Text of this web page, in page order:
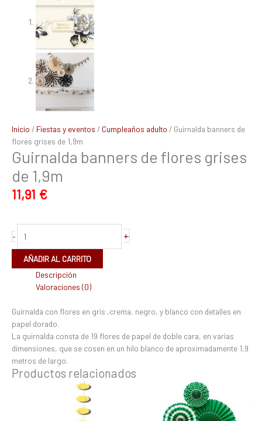
Inicio / Fiestas y eventos / Cumpleaños adulto / Guirnalda banners de
flores grises de 1,9m
Guirnalda banners de flores grises
de 1,9m
11,91 €
- +
AÑADIR AL CARRITO
Descripción
Valoraciones (0)
Guirnalda con flores en gris ,crema, negro, y blanco con detalles en
papel dorado.
La guirnalda consta de 19 flores de papel de doble cara, en varias
dimensiones, que se cosen en un hilo blanco de aproximadamente 1,9
metros de largo.
Productos relacionados